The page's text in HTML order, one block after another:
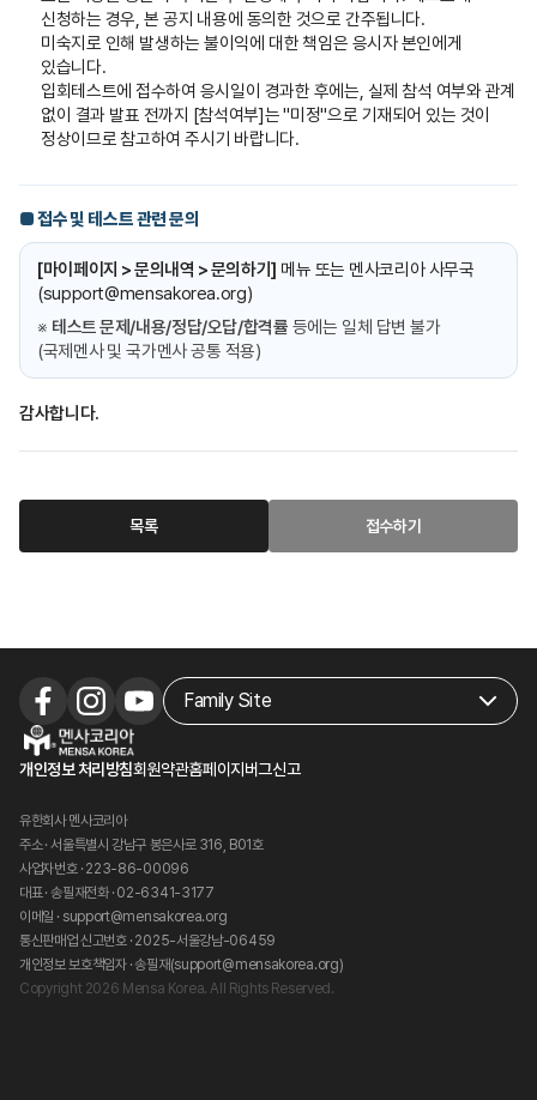
신청하는 경우, 본 공지 내용에 동의한 것으로 간주됩니다.
미숙지로 인해 발생하는 불이익에 대한 책임은 응시자 본인에게
있습니다.
입회테스트에 접수하여 응시일이 경과한 후에는, 실제 참석 여부와 관계
없이 결과 발표 전까지 [참석여부]는 "미정"으로 기재되어 있는 것이
정상이므로 참고하여 주시기 바랍니다.
■ 접수 및 테스트 관련 문의
[마이페이지 > 문의내역 > 문의하기] 메뉴 또는 멘사코리아 사무국
(support@mensakorea.org)
※ 테스트 문제/내용/정답/오답/합격률 등에는 일체 답변 불가
(국제멘사 및 국가멘사 공통 적용)
감사합니다.
목록 접수하기
개인정보 처리방침회원약관홈페이지버그신고
유한회사 멘사코리아
주소 서울특별시 강남구 봉은사로 316, B01호
사업자번호 223-86-00096
대표 송필재전화 02-6341-3177
이메일
support@mensakorea.org
통신판매업 신고번호 2025-서울강남-06459
개인정보 보호책임자 송필재(support@mensakorea.org)
Copyright 2026 Mensa Korea. All Rights Reserved.